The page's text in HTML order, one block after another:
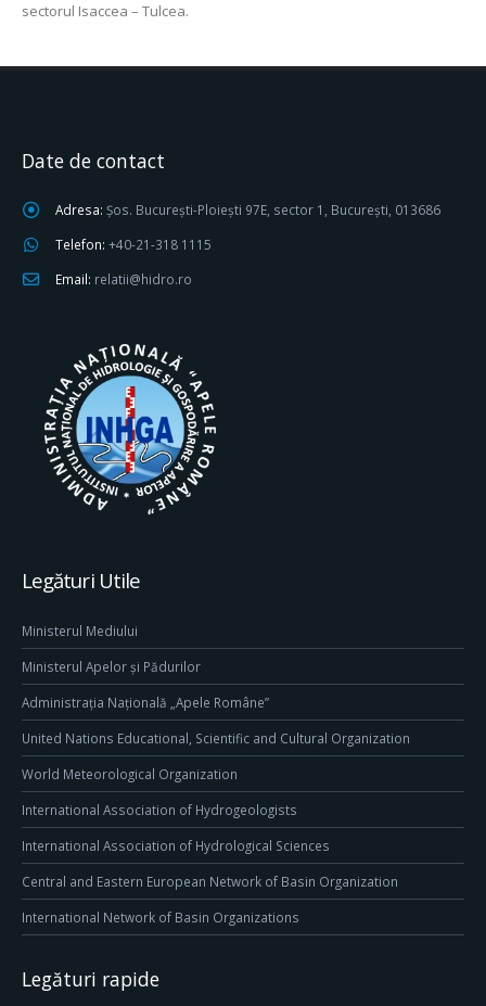
sectorul Isaccea – Tulcea.
Date de contact
Adresa: Șos. București-Ploiești 97E, sector 1, București, 013686
Telefon: +40-21-318 1115
Email: relatii@hidro.ro
Legături Utile
Ministerul Mediului
Ministerul Apelor și Pădurilor
Administrația Națională „Apele Române”
United Nations Educational, Scientific and Cultural Organization
World Meteorological Organization
International Association of Hydrogeologists
International Association of Hydrological Sciences
Central and Eastern European Network of Basin Organization
International Network of Basin Organizations
Legături rapide